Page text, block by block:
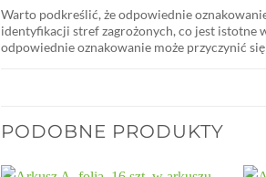
Warto podkreślić, że odpowiednie
identyfikacji stref zagrożonych, co jest
odpowiednie oznakowanie może przyczynić
PODOBNE PRODUKTY